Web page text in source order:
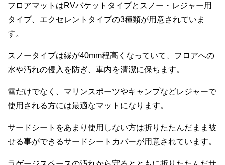
フロアマットはRVバケットタイプとスノー・レジャー用
タイプ、エクセレントタイプの3種類が用意されていま
す。
スノータイプは縁が40mm程高くなっていて、フロアへの
水や汚れの侵入を防ぎ、車内を清潔に保ちます。
雪だけでなく、マリンスポーツやキャンプなどレジャーで
使用される方には最適なマットになります。
サードシートをあまり使用しない方は折りたたんだまま被
せる事ができるサードシートカバーが用意されています。